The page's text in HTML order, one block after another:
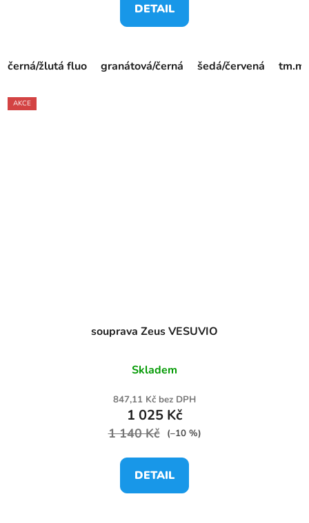
DETAIL
černá/žlutá fluo granátová/černá šedá/červená
AKCE
souprava Zeus VESUVIO
Skladem
847,11 Kč bez DPH
1 025 Kč
1 140 Kč (–10 %)
DETAIL